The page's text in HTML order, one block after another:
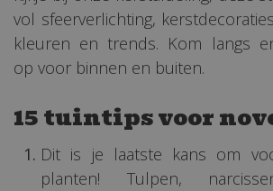
vol sfeerverlichting,
kleuren en trends. Kom langs
op voor binnen en buiten.
15 tuintips voor
Dit is je laatste kans om
planten! Tulpen,